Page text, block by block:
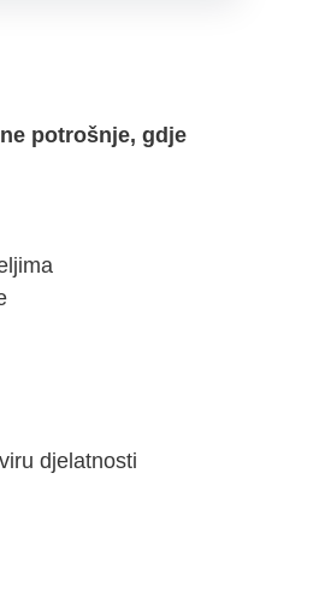
potrošnje, gdje
djelatnosti